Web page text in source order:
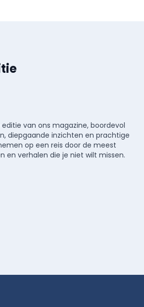
van ons magazine, boordevol
diepgaande inzichten en prachtige
op een reis door de meest
en verhalen die je niet wilt missen.